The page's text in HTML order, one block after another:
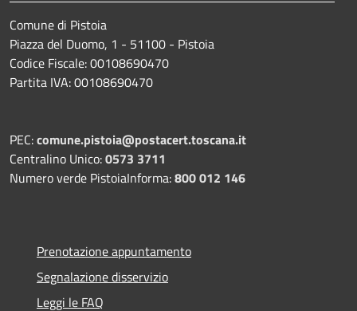
Comune di Pistoia
Piazza del Duomo, 1 - 51100 - Pistoia
Codice Fiscale: 00108690470
Partita IVA: 00108690470
PEC:comune.pistoia@postacert.toscana.it
Centralino Unico:0573 3711
Numero verde PistoiaInforma:800 012 146
Prenotazione appuntamento
Segnalazione disservizio
Leggi le FAQ